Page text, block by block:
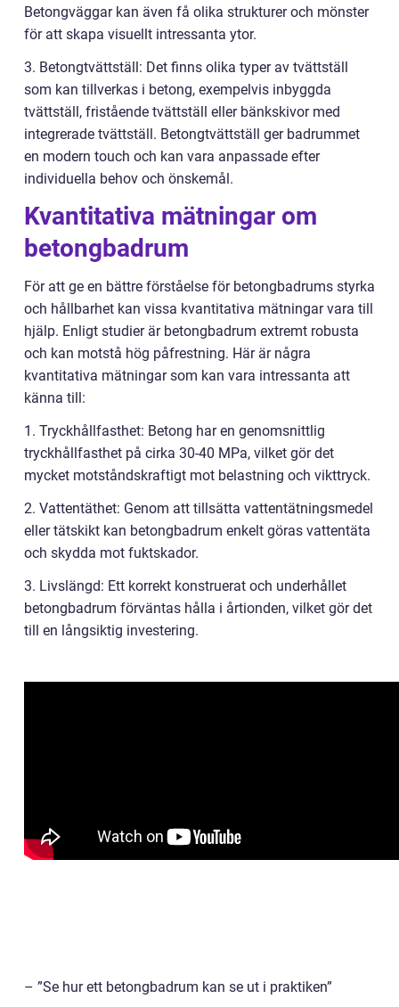
Betongväggar kan även få olika strukturer och mönster
för att skapa visuellt intressanta ytor.
3. Betongtvättställ: Det finns olika typer av tvättställ
som kan tillverkas i betong, exempelvis inbyggda
tvättställ, fristående tvättställ eller bänkskivor med
integrerade tvättställ. Betongtvättställ ger badrummet
en modern touch och kan vara anpassade efter
individuella behov och önskemål.
Kvantitativa mätningar om
betongbadrum
För att ge en bättre förståelse för betongbadrums styrka
och hållbarhet kan vissa kvantitativa mätningar vara till
hjälp. Enligt studier är betongbadrum extremt robusta
och kan motstå hög påfrestning. Här är några
kvantitativa mätningar som kan vara intressanta att
känna till:
1. Tryckhållfasthet: Betong har en genomsnittlig
tryckhållfasthet på cirka 30-40 MPa, vilket gör det
mycket motståndskraftigt mot belastning och vikttryck.
2. Vattentäthet: Genom att tillsätta vattentätningsmedel
eller tätskikt kan betongbadrum enkelt göras vattentäta
och skydda mot fuktskador.
3. Livslängd: Ett korrekt konstruerat och underhållet
betongbadrum förväntas hålla i årtionden, vilket gör det
till en långsiktig investering.
– ”Se hur ett betongbadrum kan se ut i praktiken”